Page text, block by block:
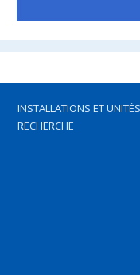
INSTALLATIONS ET
RECHERCHE